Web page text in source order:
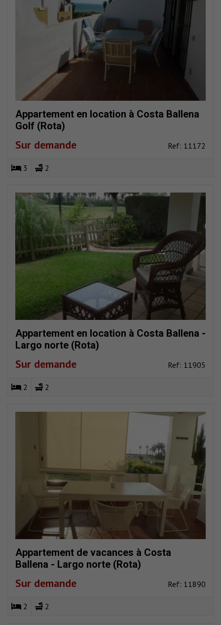
Appartement en location à Costa Ballena
Golf (Rota)
Sur demande Ref: 11172
3 2
Appartement en location à Costa Ballena -
Largo norte (Rota)
Sur demande Ref: 11905
2 2
Appartement de vacances à Costa
Ballena - Largo norte (Rota)
Sur demande Ref: 11890
2 2